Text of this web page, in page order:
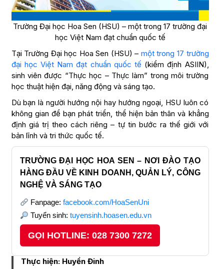
Trường Đại học Hoa Sen (HSU) – một trong 17 trường đại
học Việt Nam đạt chuẩn quốc tế
Tại Trường Đại học Hoa Sen (HSU) – một trong 17 trường
đại học Việt Nam đạt chuẩn quốc tế (kiểm định ASIIN),
sinh viên được “Thực học – Thực làm” trong môi trường
học thuật hiện đại, năng động và sáng tạo.
Dù bạn là người hướng nội hay hướng ngoại, HSU luôn có
không gian để bạn phát triển, thể hiện bản thân và khẳng
định giá trị theo cách riêng – tự tin bước ra thế giới với
bản lĩnh và tri thức quốc tế.
TRƯỜNG ĐẠI HỌC HOA SEN – NƠI ĐÀO TẠO
HÀNG ĐẦU VỀ KINH DOANH, QUẢN LÝ, CÔNG
NGHỆ VÀ SÁNG TẠO
Fanpage: facebook.com/HoaSenUni
Tuyển sinh: tuyensinh.hoasen.edu.vn
GỌI HOTLINE: 028 7300 7272
Thực hiện: Huyền Đinh